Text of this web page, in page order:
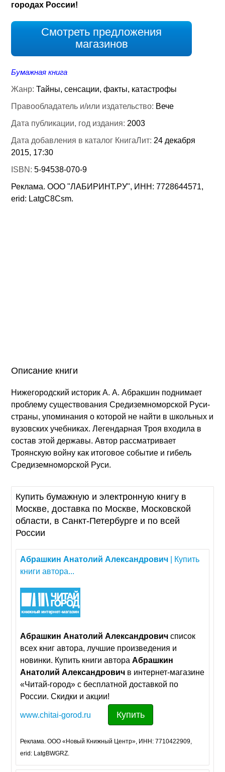
городах России!
Смотреть предложения
магазинов
Бумажная книга
Жанр:Тайны, сенсации, факты, катастрофы
Правообладатель и/или издательство: Вече
Дата публикации, год издания: 2003
Дата добавления в каталог КнигаЛит: 24 декабря
2015, 17:30
ISBN:5-94538-070-9
Реклама. ООО "ЛАБИРИНТ.РУ", ИНН: 7728644571,
erid: LatgC8Csm.
Описание книги
Нижегородский историк А. А. Абракшин поднимает
проблему существования Средиземноморской Руси-
страны, упоминания о которой не найти в школьных и
вузовских учебниках. Легендарная Троя входила в
состав этой державы. Автор рассматривает
Троянскую войну как итоговое событие и гибель
Средиземноморской Руси.
Купить бумажную и электронную книгу в
Москве, доставка по Москве, Московской
области, в Санкт-Петербурге и по всей
России
Абрашкин Анатолий Александрович | Купить
книги автора...
Абрашкин Анатолий Александрович cписок
всех книг авторa, лучшие произведения и
новинки. Купить книги авторaАбрашкин
Анатолий Александрович в интернет-магазине
«Читай-город» с бесплатной доставкой по
России. Скидки и акции!
www.chitai-gorod.ru Купить
Реклама. ООО «Новый Книжный Центр», ИНН: 7710422909,
erid: LatgBWGRZ.